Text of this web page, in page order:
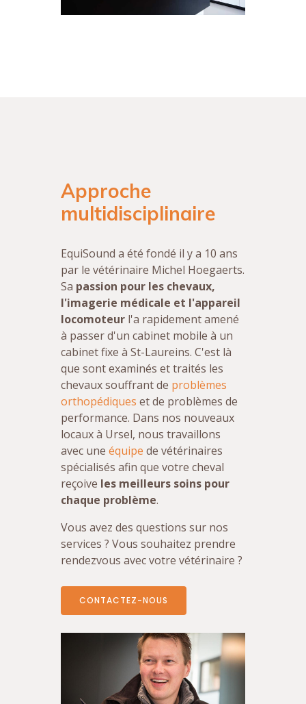
Approche
multidisciplinaire
EquiSound a été fondé il y a 10 ans
par le vétérinaire Michel Hoegaerts.
Sa passion pour les chevaux,
l'imagerie médicale et l'appareil
locomoteur l'a rapidement amené
à passer d'un cabinet mobile à un
cabinet fixe à St-Laureins. C'est là
que sont examinés et traités les
chevaux souffrant de problèmes
orthopédiques et de problèmes de
performance. Dans nos nouveaux
locaux à Ursel, nous travaillons
avec une équipe de vétérinaires
spécialisés afin que votre cheval
reçoive les meilleurs soins pour
chaque problème.
Vous avez des questions sur nos
services ? Vous souhaitez prendre
rendezvous avec votre vétérinaire ?
CONTACTEZ-NOUS